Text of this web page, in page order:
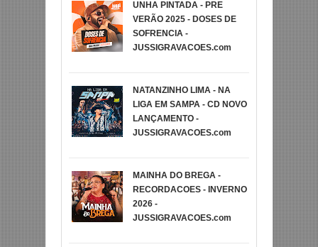
UNHA PINTADA - PRE
VERÃO 2025 - DOSES DE
SOFRENCIA -
JUSSIGRAVACOES.com
NATANZINHO LIMA - NA
LIGA EM SAMPA - CD NOVO
LANÇAMENTO -
JUSSIGRAVACOES.com
MAINHA DO BREGA -
RECORDACOES - INVERNO
2026 -
JUSSIGRAVACOES.com